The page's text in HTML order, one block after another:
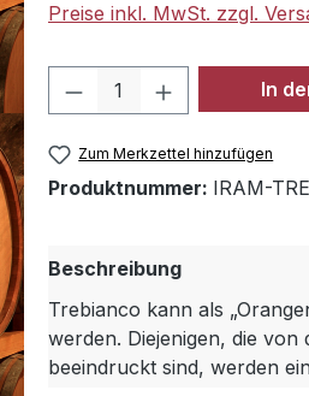
Preise inkl. MwSt. zzgl.
Produkt Anzahl:In
Zum Merkzettel hinzufügen
Produktnummer: IRAM-
Beschreibung
Trebianco kann als
werden. Diejenigen, die von
beeindruckt sind, werden